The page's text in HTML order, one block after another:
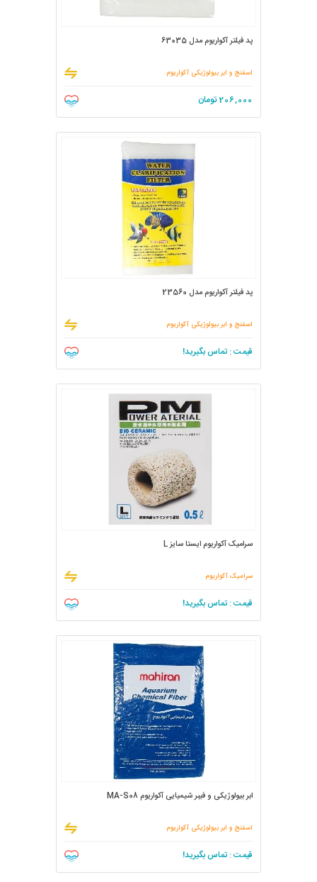
پد فیلتر آکواریوم مدل 63035
اسفنج و ابر بیولوژیکی آکواریوم
206,000تومان
پد فیلتر آکواریوم مدل 23560
اسفنج و ابر بیولوژیکی آکواریوم
قیمت : تماس بگیرید!
سرامیک آکواریوم ایستا سایز L
سرامیک آکواریوم
قیمت : تماس بگیرید!
ابر بیولوژیکی و فیبر شیمیایی آکواریوم MA-S08
اسفنج و ابر بیولوژیکی آکواریوم
قیمت : تماس بگیرید!